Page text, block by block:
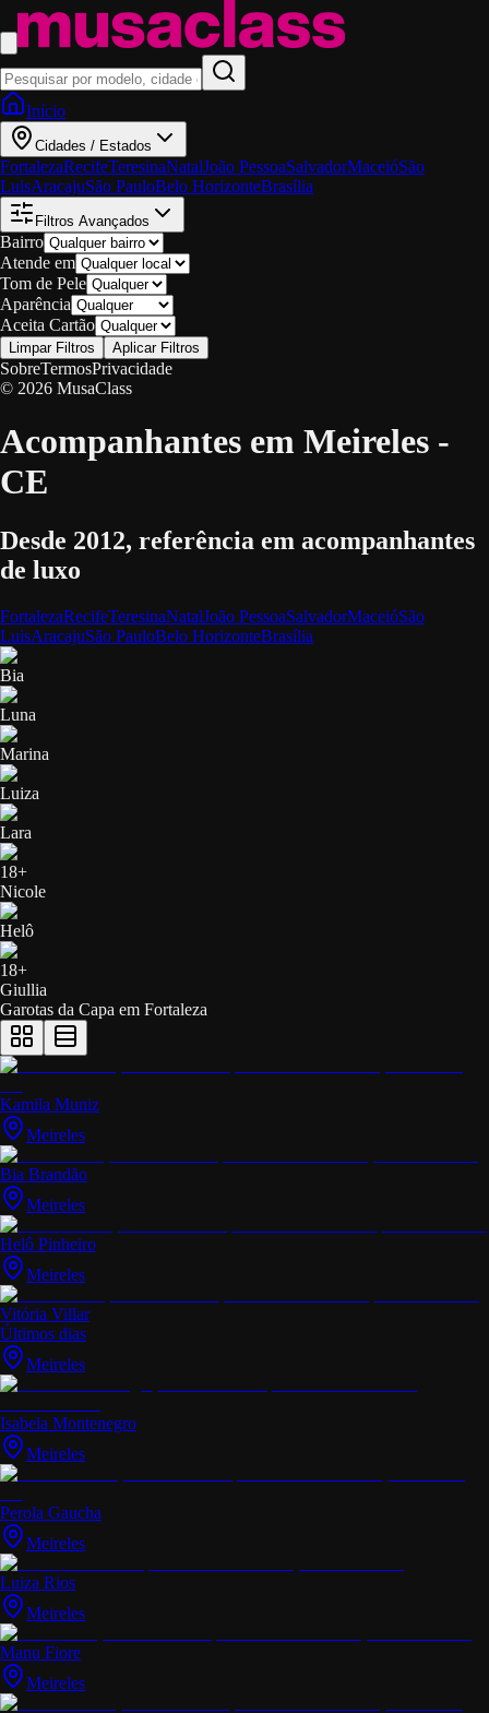
Início
Cidades / Estados
FortalezaRecifeTeresinaNatalJoão PessoaSalvadorMaceióSão
LuisAracajuSão PauloBelo HorizonteBrasília
Filtros Avançados
Bairro
Atende em
Tom de Pele
Aparência
Aceita Cartão
Limpar Filtros Aplicar Filtros
SobreTermosPrivacidade
© 2026 MusaClass
Acompanhantes em Meireles -
CE
Desde 2012, referência em acompanhantes
de luxo
FortalezaRecifeTeresinaNatalJoão PessoaSalvadorMaceióSão
LuisAracajuSão PauloBelo HorizonteBrasília
Bia
Luna
Marina
Luiza
Lara
18+
Nicole
Helô
18+
Giullia
Garotas da Capa em Fortaleza
Kamila Muniz
Meireles
Bia Brandão
Meireles
Helô Pinheiro
Meireles
Vitória Villar
Últimos dias
Meireles
Isabela Montenegro
Meireles
Perola Gaucha
Meireles
Luiza Rios
Meireles
Manu Fiore
Meireles